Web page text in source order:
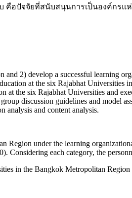
อปัจจัยที่สนับสนุนการเป็นองค์กรแ
2) develop a successful learning
at the six Rajabhat Universities
at the six Rajabhat Universities and
discussion guidelines and model
analysis and content analysis.
under the learning
Considering each category, the
in the Bangkok Metropolitan